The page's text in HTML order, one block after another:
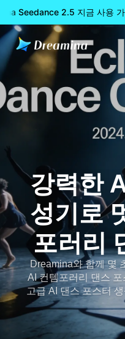
Seedance 2.5 지금 사용 가
홈 AI 컨템포러리 댄스 포스터 생
강력한
성기로
포러리
Dreamina와 함께 몇
AI 컨템포러리 댄스
고급 AI 댄스 포스터
를 움직임, 분위기 및
적이고 감성적인 비
현대 댄스 아트를 탐